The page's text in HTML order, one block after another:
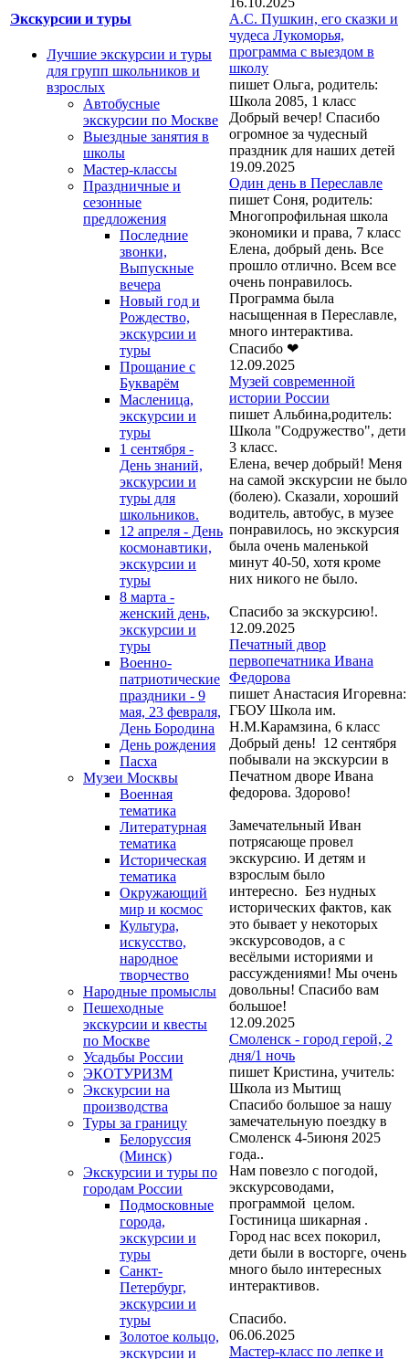
Экскурсии и туры
Лучшие экскурсии и туры
для групп школьников и
взрослых
Автобусные
экскурсии по Москве
Выездные занятия в
школы
Мастер-классы
Праздничные и
сезонные
предложения
Последние
звонки,
Выпускные
вечера
Новый год и
Рождество,
экскурсии и
туры
Прощание с
Букварём
Масленица,
экскурсии и
туры
1 сентября -
День знаний,
экскурсии и
туры для
школьников.
12 апреля - День
космонавтики,
экскурсии и
туры
8 марта -
женский день,
экскурсии и
туры
Военно-
патриотические
праздники - 9
мая, 23 февраля,
День Бородина
День рождения
Пасха
Музеи Москвы
Военная
тематика
Литературная
тематика
Историческая
тематика
Окружающий
мир и космос
Культура,
искусство,
народное
творчество
Народные промыслы
Пешеходные
экскурсии и квесты
по Москве
Усадьбы России
ЭКОТУРИЗМ
Экскурсии на
производства
Туры за границу
Белоруссия
(Минск)
Экскурсии и туры по
городам России
Подмосковные
города,
экскурсии и
туры
Санкт-
Петербург,
экскурсии и
туры
Золотое кольцо,
экскурсии и
А.С. Пушкин, его сказки и
чудеса Лукоморья,
программа с выездом в
школу
пишет Ольга, родитель:
Школа 2085, 1 класс
Добрый вечер! Спасибо
огромное за чудесный
праздник для наших детей
19.09.2025
Один день в Переславле
пишет Соня, родитель:
Многопрофильная школа
экономики и права, 7 класс
Елена, добрый день. Все
прошло отлично. Всем все
очень понравилось.
Программа была
насыщенная в Переславле,
много интерактива.
Спасибо ❤
12.09.2025
Музей современной
истории России
пишет Альбина,родитель:
Школа "Содружество", дети
3 класс.
Елена, вечер добрый! Меня
на самой экскурсии не было
(болею). Сказали, хороший
водитель, автобус, в музее
понравилось, но экскурсия
была очень маленькой
минут 40-50, хотя кроме
них никого не было.
Спасибо за экскурсию!.
12.09.2025
Печатный двор
первопечатника Ивана
Федорова
пишет Анастасия Игоревна:
ГБОУ Школа им.
Н.М.Карамзина, 6 класс
Добрый день! 12 сентября
побывали на экскурсии в
Печатном дворе Ивана
федорова. Здорово!
Замечательный Иван
потрясающе провел
экскурсию. И детям и
взрослым было
интересно. Без нудных
исторических фактов, как
это бывает у некоторых
экскурсоводов, а с
весёлыми историями и
рассуждениями! Мы очень
довольны! Спасибо вам
большое!
12.09.2025
Смоленск - город герой, 2
дня/1 ночь
пишет Кристина, учитель:
Школа из Мытищ
Спасибо большое за нашу
замечательную поездку в
Смоленск 4-5июня 2025
года..
Нам повезло с погодой,
экскурсоводами,
программой целом.
Гостиница шикарная .
Город нас всех покорил,
дети были в восторге, очень
много было интересных
интерактивов.
Спасибо.
06.06.2025
Мастер-класс по лепке и